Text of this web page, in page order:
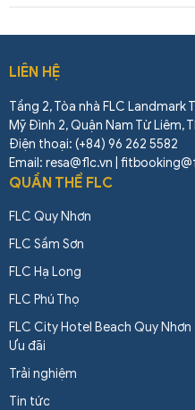
LIÊN HỆ
Tầng 2, Tòa nhà FLC Landmark
Mỹ Đình 2, Quận Nam Từ Liêm,
Điện thoại: (+84) 96 262 5582
Email: resa@flc.vn |
QUẦN THỂ FLC
FLC Quy Nhơn
FLC Sầm Sơn
FLC Hạ Long
FLC Phú Thọ
FLC City Hotel Beach Quy Nhơn
Ưu đãi
Trải nghiệm
Tin tức